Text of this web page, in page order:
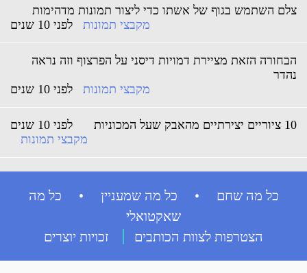
צלם השתמש בגוף של אשתו כדי ליצור תמונות מדהימות
לפני 10 שנים
מקבצי תמונות
הבחורה הזאת מציירת דמויות דיסני על הפרצוף וזה נראה
נהדר
לפני 10 שנים
מקבצי תמונות
10 ציוריים יצירתיים מהאבק שעל המכוניות
לפני 10 שנים
מקבצי תמונות
כל מה שחם • כל מה שמעניין • כל מה
שאקטואלי
הצטרפות לצוות הכותבים
זכויות יוצרים